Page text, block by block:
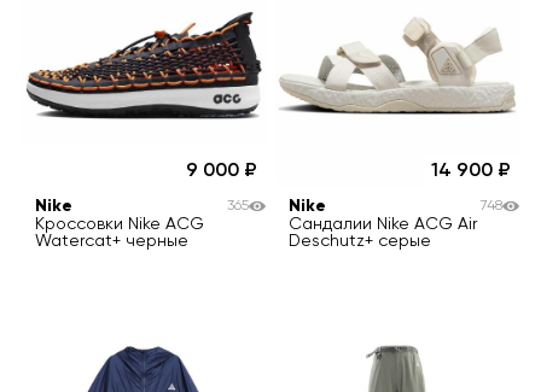
9 000
Nike
Кроссовки Nike ACG
Watercat+ черные
365
14 900
Nike
Сандалии Nike ACG Air
Deschutz+ серые
748